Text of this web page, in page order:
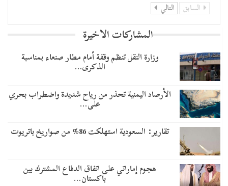
السابق التالي
المشاركات الاخيرة
وزارة النقل تنظم وقفة أمام مطار صنعاء بمناسبة
الذكرى…
الأرصاد اليمنية تحذر من رياح شديدة واضطراب بحري
على…
تقارير: السعودية استهلكت 86% من صواريخ باتريوت
هجوم إماراتي على اتفاق الدفاع المشترك بين
باكستان…